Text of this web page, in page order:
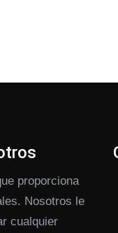
proporciona
Nosotros le
cualquier